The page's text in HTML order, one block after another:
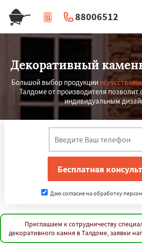
88006512
| Перезвоните
Декоративный
Большой выбор продукции
Талдоме от производителя позволит
индивидуальным
Даю согласие на обработку
Приглашаем к сотрудничеству
декоративного камня в Талдоме, заявки